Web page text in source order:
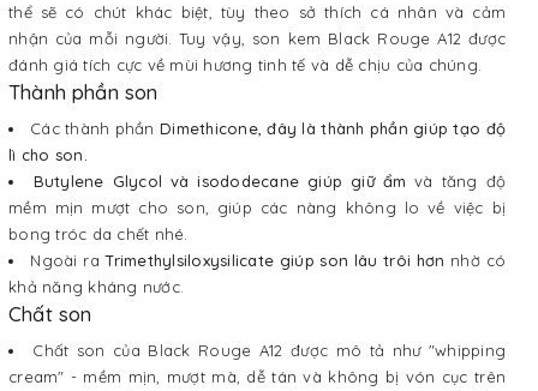
thể sẽ có chút khác biệt, tùy theo sở thích cá nhân và cảm
nhận của mỗi người. Tuy vậy, son kem Black Rouge A12 được
đánh giá tích cực về mùi hương tinh tế và dễ chịu của chúng.
Thành phần son
Các thành phầnDimethicone, đây là thành phần giúp tạo độ
lì cho son.
Butylene Glycol và isododecane giúp giữ ẩm và tăng độ
mềm mịn mượt cho son, giúp các nàng không lo về việc bị
bong tróc da chết nhé.
Ngoài raTrimethylsiloxysilicate giúp son lâu trôi hơn nhờ có
khả năng kháng nước.
Chất son
Chất son của Black Rouge A12 được mô tả như "whipping
cream" - mềm mịn, mượt mà, dễ tán và không bị vón cục trên